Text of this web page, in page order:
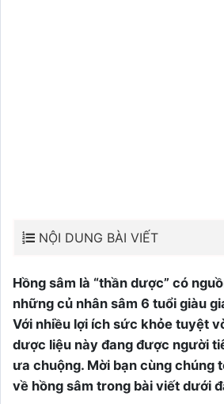
NỘI DUNG BÀI VIẾT
Hồng sâm là “thần dược” có
những củ nhân sâm 6 tuổi giàu
Với nhiều lợi ích sức khỏe tuyệt
dược liệu này đang được người
ưa chuộng. Mời bạn cùng chúng
về hồng sâm trong bài viết dưới